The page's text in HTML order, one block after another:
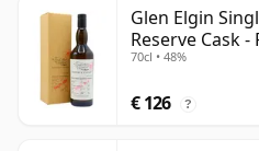
Glen Elgin
Reserve Cask
oud
70cl • 48%
€ 126 ?